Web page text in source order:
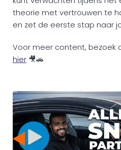
theorie met vertrouwen te
en zet de eerste stap naar
Voor meer content, bezoek
hier 🎥🚗